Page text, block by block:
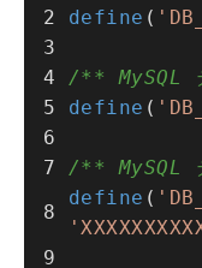
define (
/** MySQL
define (
/** MySQL
define (